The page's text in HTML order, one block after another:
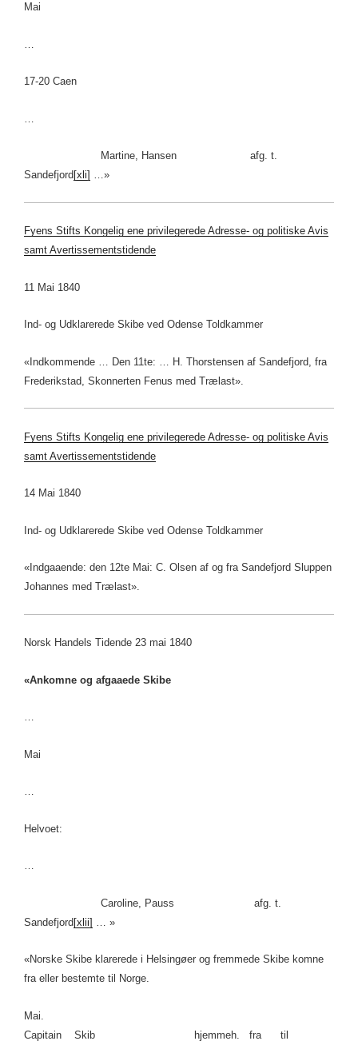
Mai
17-20 Caen
Martine, Hansen afg. t.
Sandefjord [xli] …»
Fyens Stifts Kongelig ene privilegerede Adresse- og politiske Avis
samt Avertissementstidende
11 Mai 1840
Ind- og Udklarerede Skibe ved Odense Toldkammer
«Indkommende … Den 11te: … H. Thorstensen af Sandefjord, fra
Frederikstad, Skonnerten Fenus med Trælast».
Fyens Stifts Kongelig ene privilegerede Adresse- og politiske Avis
samt Avertissementstidende
14 Mai 1840
Ind- og Udklarerede Skibe ved Odense Toldkammer
«Indgaaende: den 12te Mai: C. Olsen af og fra Sandefjord Sluppen
Johannes med Trælast».
Norsk Handels Tidende 23 mai 1840
«Ankomne og afgaaede Skibe
…
Mai
…
Helvoet:
…
Caroline, Pauss afg. t.
Sandefjord[xlii] … »
«Norske Skibe klarerede i Helsingøer og fremmede Skibe komne
fra eller bestemte til Norge.
Mai.
Capitain Skib hjemmeh. fra til